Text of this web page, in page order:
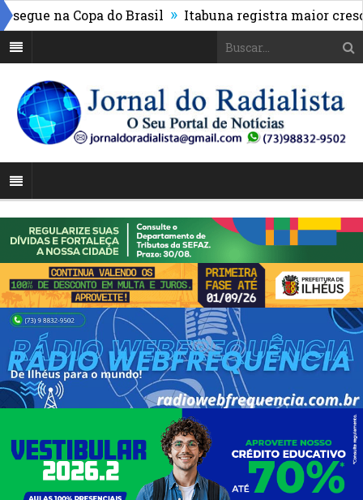
na Copa do Brasil » Itabuna registra maior